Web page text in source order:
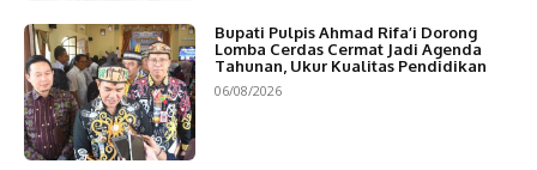
Bupati Pulpis Ahmad Rifa’i Dorong
Lomba Cerdas Cermat Jadi Agenda
Tahunan, Ukur Kualitas Pendidikan
06/08/2026